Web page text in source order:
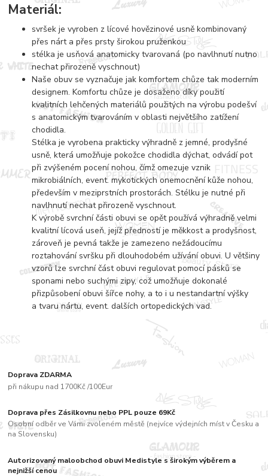
Doprava ZDARMA
při nákupu nad 1700Kč /100Eur
Doprava přes Zásilkovnu nebo PPL pouze 69Kč
Osobní odběr ve Vámi zvoleném městě (nejvíce výdejních míst v Česku a
na Slovensku)
Autorizovaný maloobchod obuvi Medistyle s širokým výběrem a
nejnižší cenou
Materiál:
svršek je vyroben z lícové hovězinové usně kombinovaný
přes nárt a přes prsty širokou pruženkou
stélka je usňová anatomicky tvarovaná (po navlhnutí nutno
nechat přirozeně vyschnout)
Naše obuv se vyznačuje jak komfortem chůze tak moderním
designem. Komfortu chůze je dosaženo díky použití
kvalitních lehčených materiálů použitých na výrobu podešví
s anatomickým tvarováním v oblasti největšího zatížení
chodidla.
Stélka je vyrobena prakticky výhradně z jemné, prodyšné
usně, která umožňuje pokožce chodidla dýchat, odvádí pot
při zvýšeném pocení nohou, čímž omezuje vznik
mikrobiálních, event. mykotických onemocnění kůže nohou,
především v meziprstních prostorách. Stélku je nutné při
navlhnutí nechat přirozeně vyschnout.
K výrobě svrchní části obuvi se opět používá výhradně velmi
kvalitní lícová useň, jejíž předností je měkkost a prodyšnost,
zároveň je pevná takže je zamezeno nežádoucímu
roztahování svršku při dlouhodobém užívání obuvi. U většiny
vzorů lze svrchní část obuvi regulovat pomocí pásků se
sponami nebo suchými zipy, což umožňuje dokonalé
přizpůsobení obuvi šířce nohy, a to i u nestandartní výšky
a tvaru nártu, event. dalších ortopedických vad.